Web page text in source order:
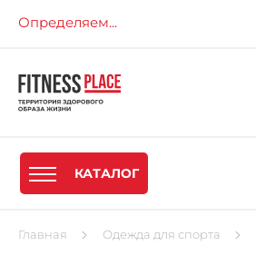
Определяем...
КАТАЛОГ
Главная Одежда для спорта